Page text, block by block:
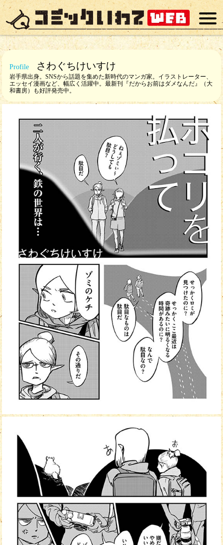
さわぐちけいすけ
岩手県出身。SNSから話題を集めた新時代のマンガ家。イラストレーター、
エッセイ漫画など、幅広く活躍中。最新刊『だからお前はダメなんだ』（大
和書房）も好評発売中。